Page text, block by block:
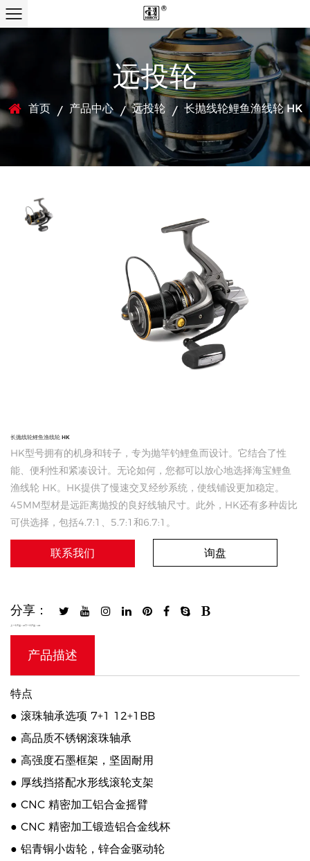
远投轮
首页 / 产品中心 / 远投轮 / 长抛线轮鲤鱼渔线轮 HK
长抛线轮鲤鱼渔线轮 HK
HK型号拥有的机身和转子，专为抛竿钓鲤鱼而设计。它结合了性
能、便利性和紧凑设计。无论如何，您都可以放心地选择海宝鲤鱼
渔线轮 HK。HK提供了慢速交叉经纱系统，使线铺设更加稳定。
45MM型材是远距离抛投的良好线轴尺寸。此外，HK还有多种齿比
可供选择，包括4.7:1、5.7:1和6.7:1。
联系我们 询盘
分享：
上一个产品：HJ 下一个产品：HM
产品描述
特点
● 滚珠轴承选项 7+1 12+1BB
● 高品质不锈钢滚珠轴承
● 高强度石墨框架，坚固耐用
● 厚线挡搭配水形线滚轮支架
● CNC 精密加工铝合金摇臂
● CNC 精密加工锻造铝合金线杯
● 铝青铜小齿轮，锌合金驱动轮